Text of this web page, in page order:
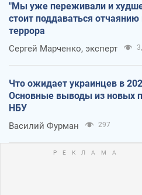
"Мы уже переживали и
стоит поддаваться отчаянию
террора
Сергей Марченко, эксперт
Что ожидает украинцев в
Основные выводы из новых
НБУ
Василий Фурман 297